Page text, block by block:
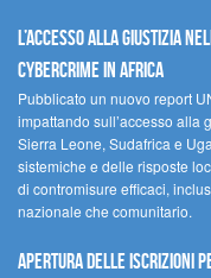
L’accesso alla giustizia
cybercrime in Africa
Pubblicato un nuovo report
impattando sull’accesso alla
Sierra Leone, Sudafrica e
sistemiche e delle risposte
di contromisure efficaci,
nazionale che comunitario.
Apertura delle iscrizioni